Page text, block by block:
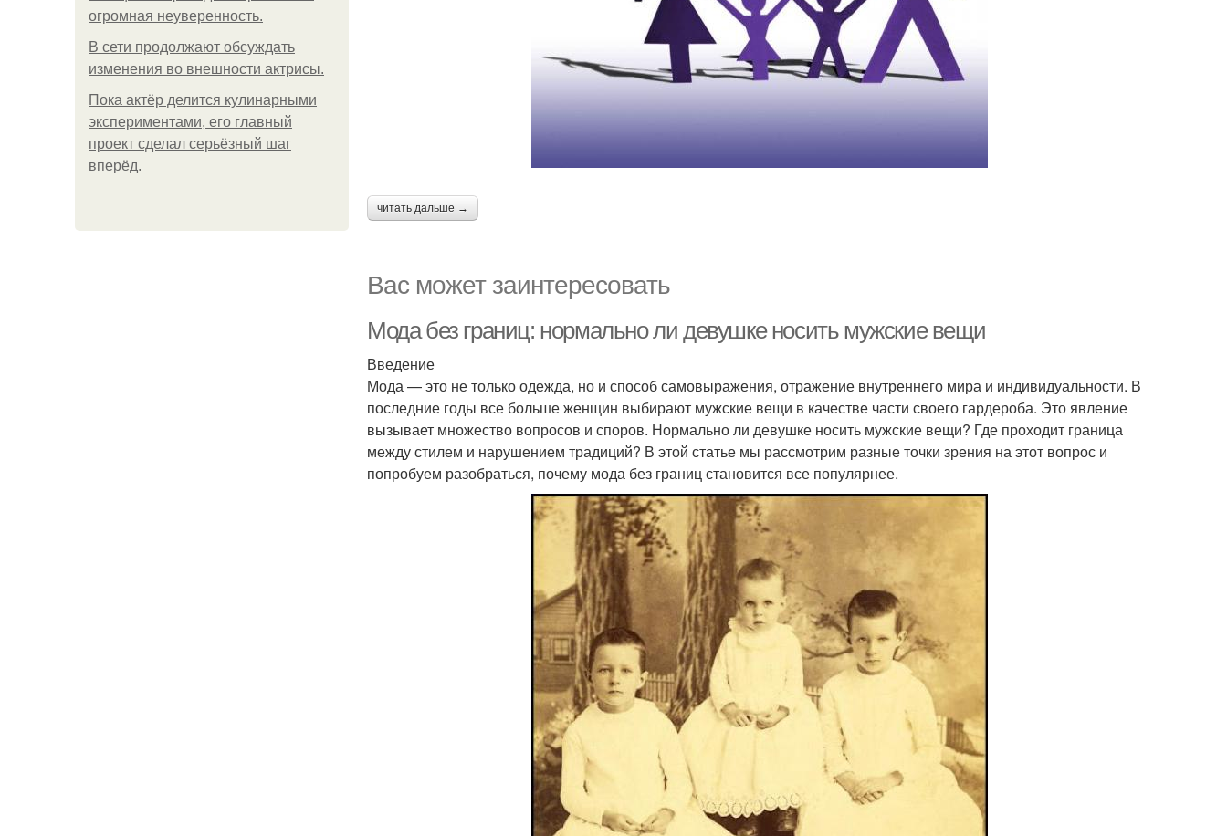
огромная неуверенность.
В сети продолжают обсуждать
изменения во внешности актрисы.
Пока актёр делится кулинарными
экспериментами, его главный
проект сделал серьёзный шаг
вперёд.
читать дальше →
Вас может заинтересовать
Мода без границ: нормально ли девушке носить мужские вещи
Введение
Мода — это не только одежда, но и способ самовыражения, отражение внутреннего мира и индивидуальности. В
последние годы все больше женщин выбирают мужские вещи в качестве части своего гардероба. Это явление
вызывает множество вопросов и споров. Нормально ли девушке носить мужские вещи? Где проходит граница
между стилем и нарушением традиций? В этой статье мы рассмотрим разные точки зрения на этот вопрос и
попробуем разобраться, почему мода без границ становится все популярнее.